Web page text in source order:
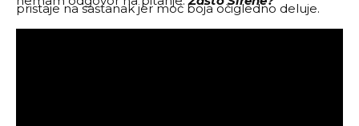
pristaje na sastanak jer moć boja očigledno deluje.